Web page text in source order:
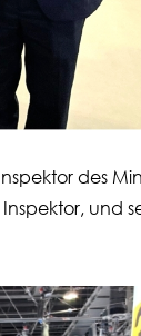
des
und